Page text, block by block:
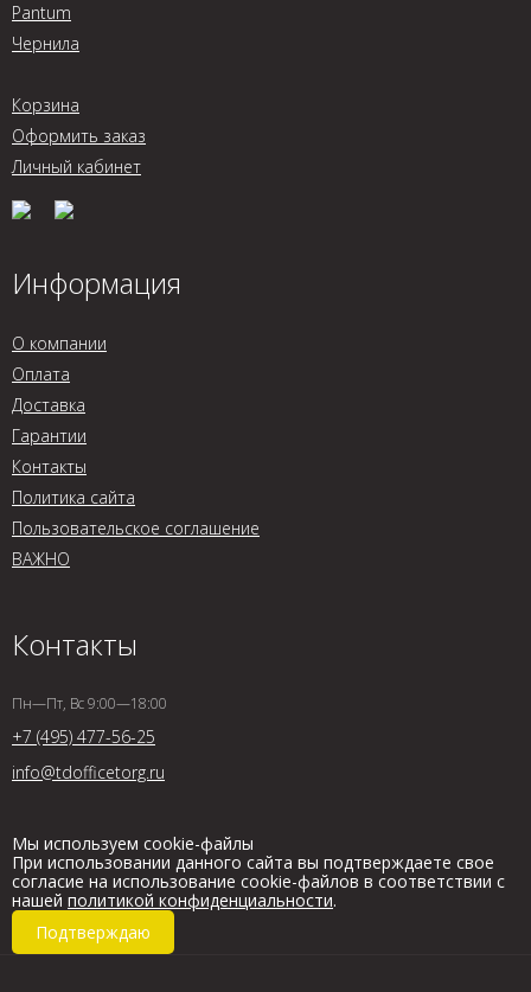
Pantum
Чернила
Корзина
Оформить заказ
Личный кабинет
Информация
О компании
Оплата
Доставка
Гарантии
Контакты
Политика сайта
Пользовательское соглашение
ВАЖНО
Контакты
Пн—Пт, Вс 9:00—18:00
+7 (495) 477-56-25
info@tdofficetorg.ru
Мы используем cookie-файлы
При использовании данного сайта вы подтверждаете свое
согласие на использование cookie-файлов в соответствии с
нашей политикой конфиденциальности.
Подтверждаю